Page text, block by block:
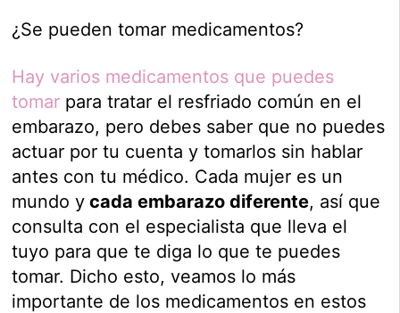
¿Se pueden tomar medicamentos?
Hay varios medicamentos que puedes
tomar para tratar el resfriado común en el
embarazo, pero debes saber que no puedes
actuar por tu cuenta y tomarlos sin hablar
antes con tu médico. Cada mujer es un
mundo y cada embarazo diferente, así que
consulta con el especialista que lleva el
tuyo para que te diga lo que te puedes
tomar. Dicho esto, veamos lo más
importante de los medicamentos en estos